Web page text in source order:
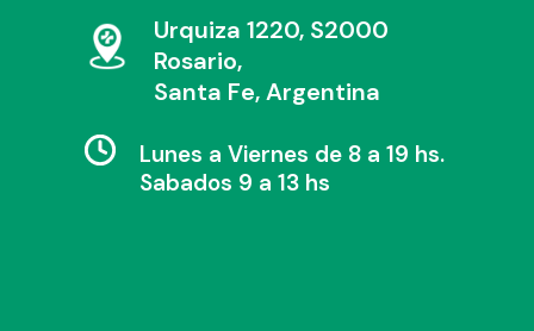
Urquiza 1220, S2000
Rosario,
Santa Fe, Argentina
Lunes a Viernes de 8 a 19 hs.
Sabados 9 a 13 hs